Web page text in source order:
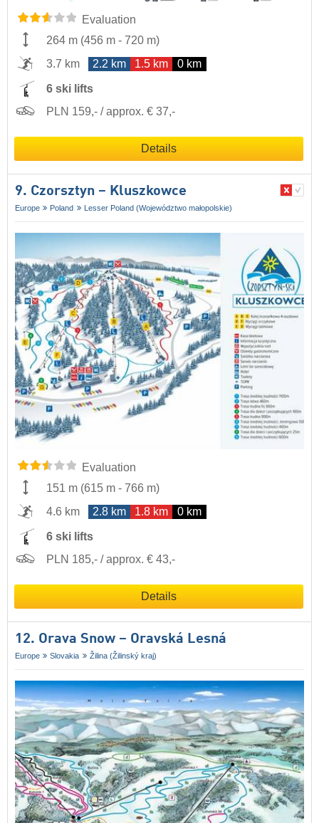
Evaluation
264 m (456 m - 720 m)
3.7 km
2.2 km 1.5 km 0 km
6 ski lifts
PLN 159,- / approx. € 37,-
Details
9. Czorsztyn – Kluszkowce
Europe Poland Lesser Poland (Województwo małopolskie)
Evaluation
151 m (615 m - 766 m)
4.6 km
2.8 km 1.8 km 0 km
6 ski lifts
PLN 185,- / approx. € 43,-
Details
12. Orava Snow – Oravská Lesná
Europe Slovakia Žilina (Žilinský kraj)